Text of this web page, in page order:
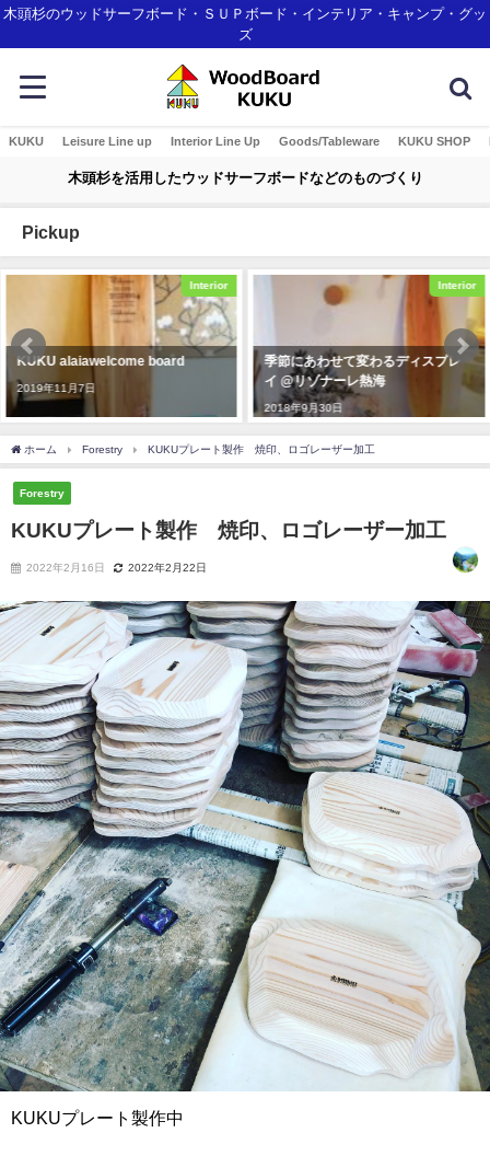
木頭杉のウッドサーフボード・ＳＵＰボード・インテリア・キャンプ・グッ
ズ
KUKU Leisure Line up Interior Line Up Goods/Tableware KUKU SHOP
木頭杉を活用したウッドサーフボードなどのものづくり
Pickup
Interior
季節にあわせて変わるディスプレ
イ @リゾナーレ熱海
沖縄に新登場のリゾートホテル
「STORYLINE 瀬長島」のご紹
2024年4月30日
ホーム Forestry KUKUプレート製作 焼印、ロゴレーザー加工
Forestry
KUKUプレート製作 焼印、ロゴレーザー加工
2022年2月16日 2022年2月22日
KUKUプレート製作中